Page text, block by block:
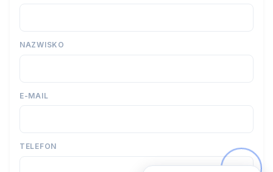
NAZWISKO
E-MAIL
TELEFON